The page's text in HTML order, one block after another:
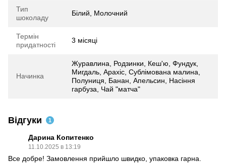
Тип
шоколаду
Білий, Молочний
Термін
придатності
3 місяці
Начинка
Журавлина, Родзинки, Кеш'ю, Фундук,
Мигдаль, Арахіс, Сублімована малина,
Полуниця, Банан, Апельсин, Насіння
гарбуза, Чай "матча"
Відгуки 1
Дарина Копитенко
11.10.2025 в 13:19
Все добре! Замовлення прийшло швидко, упаковка гарна.